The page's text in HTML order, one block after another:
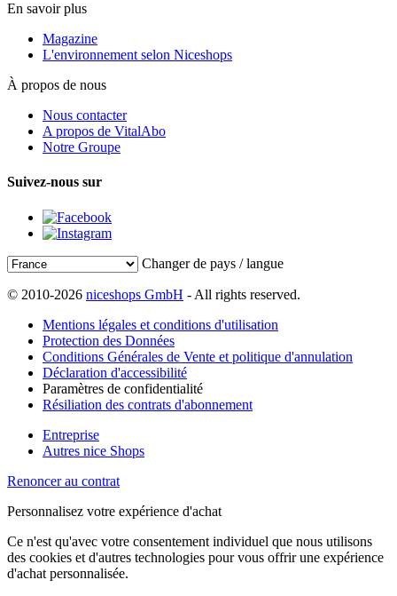
En savoir plus
Magazine
L'environnement selon Niceshops
À propos de nous
Nous contacter
A propos de VitalAbo
Notre Groupe
Suivez-nous sur
Changer de pays / langue
© 2010-2026 niceshops GmbH - All rights reserved.
Mentions légales et conditions d'utilisation
Protection des Données
Conditions Générales de Vente et politique d'annulation
Déclaration d'accessibilité
Paramètres de confidentialité
Résiliation des contrats d'abonnement
Entreprise
Autres nice Shops
Renoncer au contrat
Personnalisez votre expérience d'achat
Ce n'est qu'avec votre consentement individuel que nous utilisons
des cookies et d'autres technologies pour vous offrir une expérience
d'achat personnalisée.